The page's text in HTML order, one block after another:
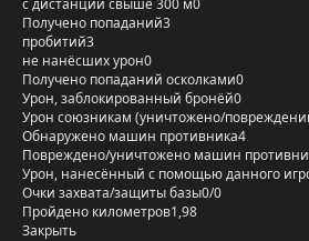
с дистанции свыше 300 м0
Получено попаданий3
пробитий3
не нанёсших урон0
Получено попаданий осколками0
Урон, заблокированный бронёй0
Урон союзникам (уничтожено/
Обнаружено машин противника4
Повреждено/уничтожено машин
Урон, нанесённый с помощью данного
Очки захвата/защиты базы0/0
Пройдено километров1,98
Закрыть